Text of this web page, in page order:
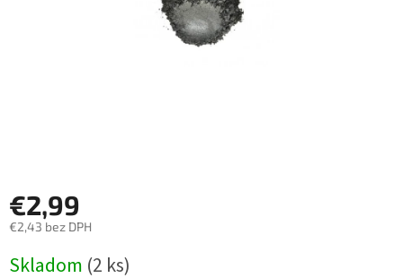
€2,99
€2,43 bez DPH
cena:
Skladom (2 ks)